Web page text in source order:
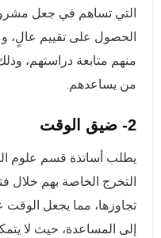
التي تساهم في جعل
الحصول على تقييم عالٍ،
منهم متابعة دراستهم،
من يساعدهم.
2- ضيق الوقت
يطلب أساتذة قسم علوم
التخرج الخاصة بهم خلال
تجاوزها، مما يجعل
إلى المساعدة، حيث لا